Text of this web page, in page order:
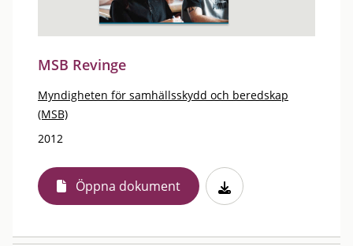
MSB Revinge
Myndigheten för samhällsskydd och beredskap
(MSB)
2012
Öppna dokument